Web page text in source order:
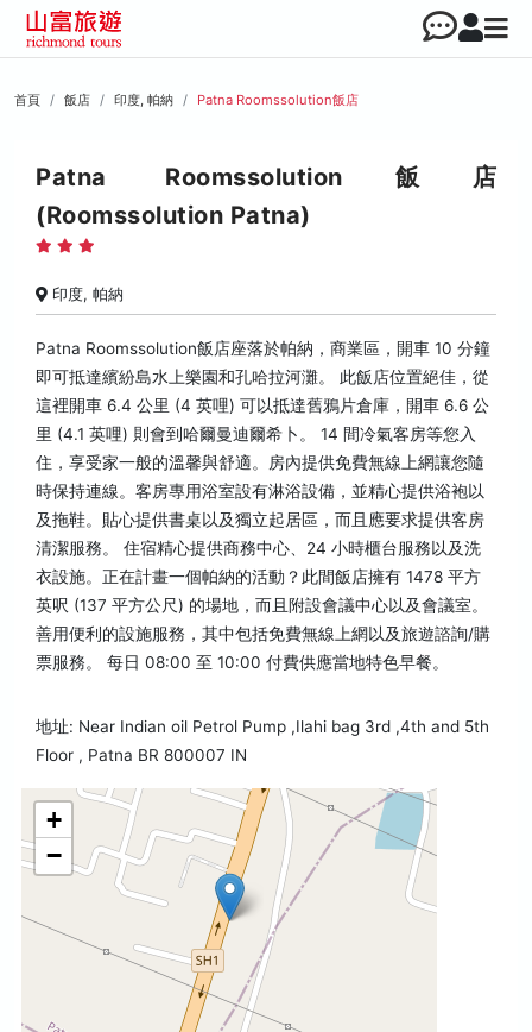
首頁 飯店 印度, 帕納 Patna Roomssolution飯店
Patna Roomssolution飯店
(Roomssolution Patna)
印度, 帕納
Patna Roomssolution飯店座落於帕納，商業區，開車 10 分鐘
即可抵達繽紛島水上樂園和孔哈拉河灘。 此飯店位置絕佳，從
這裡開車 6.4 公里 (4 英哩) 可以抵達舊鴉片倉庫，開車 6.6 公
里 (4.1 英哩) 則會到哈爾曼迪爾希卜。 14 間冷氣客房等您入
住，享受家一般的溫馨與舒適。房內提供免費無線上網讓您隨
時保持連線。客房專用浴室設有淋浴設備，並精心提供浴袍以
及拖鞋。貼心提供書桌以及獨立起居區，而且應要求提供客房
清潔服務。 住宿精心提供商務中心、24 小時櫃台服務以及洗
衣設施。正在計畫一個帕納的活動？此間飯店擁有 1478 平方
英呎 (137 平方公尺) 的場地，而且附設會議中心以及會議室。
善用便利的設施服務，其中包括免費無線上網以及旅遊諮詢/購
票服務。 每日 08:00 至 10:00 付費供應當地特色早餐。
地址: Near Indian oil Petrol Pump ,Ilahi bag 3rd ,4th and 5th
Floor , Patna BR 800007 IN
+
−